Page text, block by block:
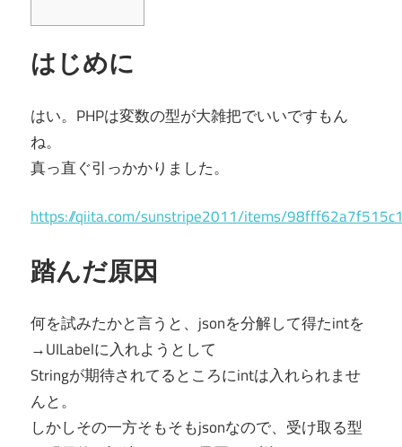
はじめに
はい。PHPは変数の型が大雑把でいいですもん
ね。
真っ直ぐ引っかかりました。
https://qiita.com/sunstripe2011/items/
踏んだ原因
何を試みたかと言うと、jsonを分解して得たintを
→UILabelに入れようとして
Stringが期待されてるところにintは入れられませ
んと。
しかしその一方そもそもjsonなので、受け取る型